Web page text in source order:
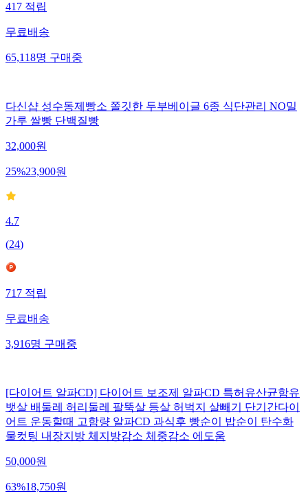
417 적립
무료배송
65,118명 구매중
다신샵 성수동제빵소 쫄깃한 두부베이글 6종 식단관리 NO밀
가루 쌀빵 단백질빵
32,000원
25%23,900원
4.7
(24)
717적립
무료배송
3,916명구매중
[다이어트 알파CD] 다이어트 보조제 알파CD 특허유산균함유
뱃살 배둘레 허리둘레 팔뚝살 등살 허벅지 살빼기 단기간다이
어트 운동할때 고함량 알파CD 과식후 빵순이 밥순이 탄수화
물컷팅 내장지방 체지방감소 체중감소 에도움
50,000원
63%18,750원